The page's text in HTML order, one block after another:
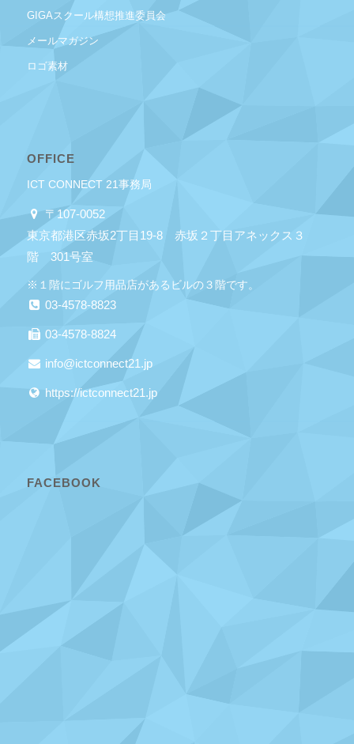
GIGAスクール構想推進委員会
メールマガジン
ロゴ素材
OFFICE
ICT CONNECT 21事務局
〒107-0052
東京都港区赤坂2丁目19-8 赤坂２丁目アネックス３
階 301号室
※１階にゴルフ用品店があるビルの３階です。
03-4578-8823
03-4578-8824
info@ictconnect21.jp
https://ictconnect21.jp
FACEBOOK